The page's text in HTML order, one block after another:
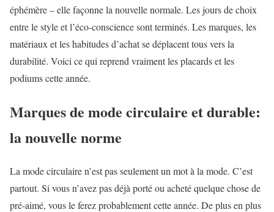
éphémère – elle façonne la nouvelle normale. Les jours de choix
entre le style et l’éco-conscience sont terminés. Les marques, les
matériaux et les habitudes d’achat se déplacent tous vers la
durabilité. Voici ce qui reprend vraiment les placards et les
podiums cette année.
Marques de mode circulaire et durable:
la nouvelle norme
La mode circulaire n’est pas seulement un mot à la mode. C’est
partout. Si vous n’avez pas déjà porté ou acheté quelque chose de
pré-aimé, vous le ferez probablement cette année. De plus en plus